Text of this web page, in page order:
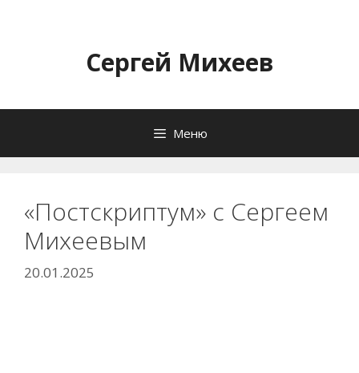
содержимомуСергей Михеев
Меню
«Постскриптум» с Сергеем
Михеевым
20.01.2025